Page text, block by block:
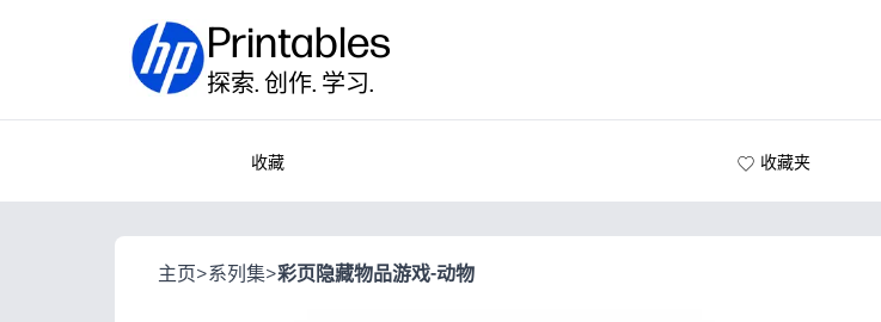
Printables
探索. 创作. 学习.
收藏 收藏夹
主页>系列集>彩页隐藏物品游戏-动物